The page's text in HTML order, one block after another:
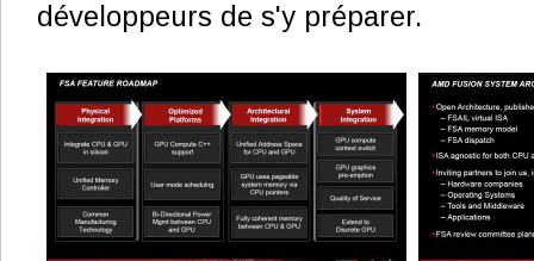
développeurs de s'y préparer.